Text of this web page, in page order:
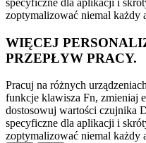
zoptymalizować niemal każdy
WIĘCEJ
PRZEPŁYW PRACY.
Pracuj na różnych
funkcje klawisza Fn, zmieniaj
dostosowuj wartości czujnika
specyficzne dla aplikacji i
zoptymalizować niemal każdy